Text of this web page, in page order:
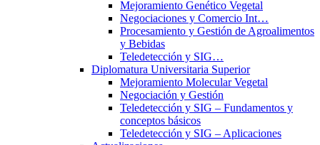
Mejoramiento Genético Vegetal
Negociaciones y Comercio Int…
Procesamiento y Gestión de Agroalimentos
y Bebidas
Teledetección y SIG…
Diplomatura Universitaria Superior
Mejoramiento Molecular Vegetal
Negociación y Gestión
Teledetección y SIG – Fundamentos y
conceptos básicos
Teledetección y SIG – Aplicaciones